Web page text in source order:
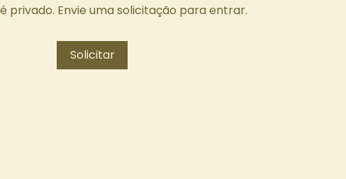
privado. Envie uma solicitação para entrar.
Solicitar